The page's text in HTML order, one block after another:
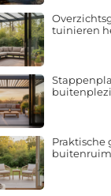
tuinieren
Praktische